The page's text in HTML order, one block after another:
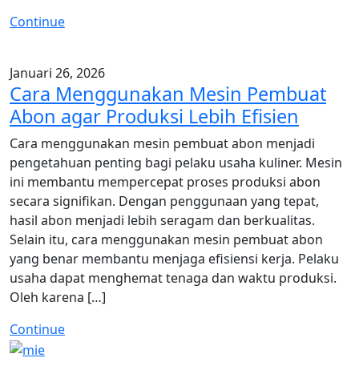
Continue
Januari 26, 2026
Cara Menggunakan Mesin Pembuat
Abon agar Produksi Lebih Efisien
Cara menggunakan mesin pembuat abon menjadi
pengetahuan penting bagi pelaku usaha kuliner. Mesin
ini membantu mempercepat proses produksi abon
secara signifikan. Dengan penggunaan yang tepat,
hasil abon menjadi lebih seragam dan berkualitas.
Selain itu, cara menggunakan mesin pembuat abon
yang benar membantu menjaga efisiensi kerja. Pelaku
usaha dapat menghemat tenaga dan waktu produksi.
Oleh karena […]
Continue